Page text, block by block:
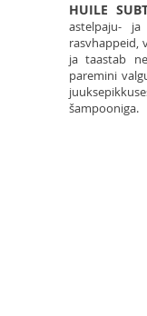
HUILE
astelpaju- ja
rasvhappeid,
ja taastab
paremini
šampooniga.